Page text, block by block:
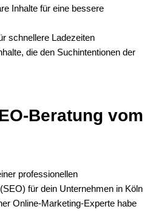
Inhalte für eine bessere
schnellere Ladezeiten
die den Suchintentionen der
Beratung vom
professionellen
für dein Unternehmen in Köln
Online-Marketing-Experte habe